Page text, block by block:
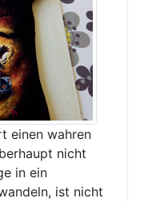
einen wahren
nicht
in ein
ist nicht